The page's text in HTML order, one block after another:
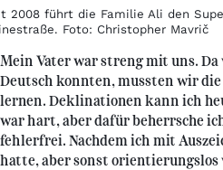
2008 führt die Familie Ali den
Foto: Christopher Mavrič
Mein Vater war streng mit uns.
Deutsch konnten, mussten wir
lernen. Deklinationen kann ich
war hart, aber dafür beherrsche
fehlerfrei. Nachdem ich mit
hatte, aber sonst orientierungslos